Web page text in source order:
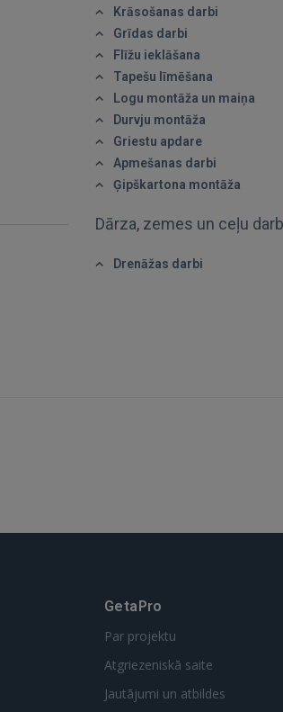
IENĀKT
Atcerēties?
FACEBOOK
GOOGLE
Krāsošanas darbi
Grīdas darbi
Flīžu ieklāšana
Tapešu līmēšana
Logu montāža un maiņa
Durvju montāža
Griestu apdare
Apmešanas darbi
Ģipškartona montāža
Dārza, zemes un ceļu
Drenāžas darbi
GetaPro
Par projektu
Atgriezeniskā saite
Jautājumi un atbildes